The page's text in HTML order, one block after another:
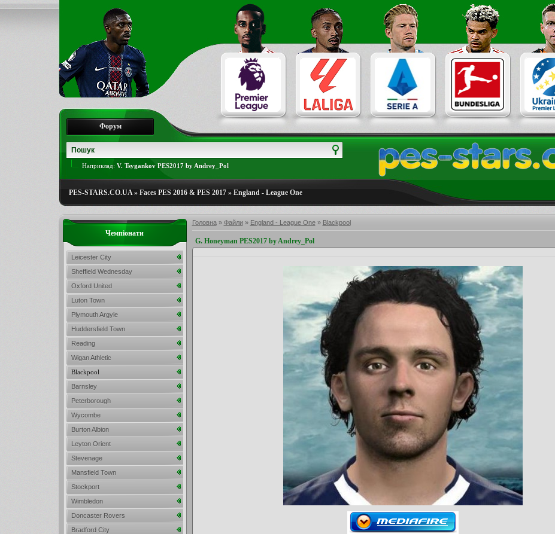
Форум
Наприклад: V. Tsygankov PES2017 by Andrey_Pol
PES-STARS.CO.UA» Faces PES 2016 & PES 2017» England - League One
Головна» Файли» England - League One» Blackpool
G. Honeyman PES2017 by Andrey_Pol
Чемпіонати
Leicester City
Sheffield Wednesday
Oxford United
Luton Town
Plymouth Argyle
Huddersfield Town
Reading
Wigan Athletic
Blackpool
Barnsley
Peterborough
Wycombe
Burton Albion
Leyton Orient
Stevenage
Mansfield Town
Stockport
Wimbledon
Doncaster Rovers
Bradford City